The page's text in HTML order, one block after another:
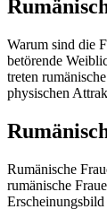
Warum sind die
betörende
treten
physischen
Rumänische
rumänische